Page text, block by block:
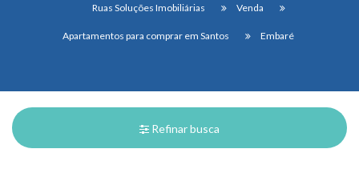
Ruas Soluções Imobiliárias Venda
Apartamentos para comprar em Santos Embaré
Refinar busca